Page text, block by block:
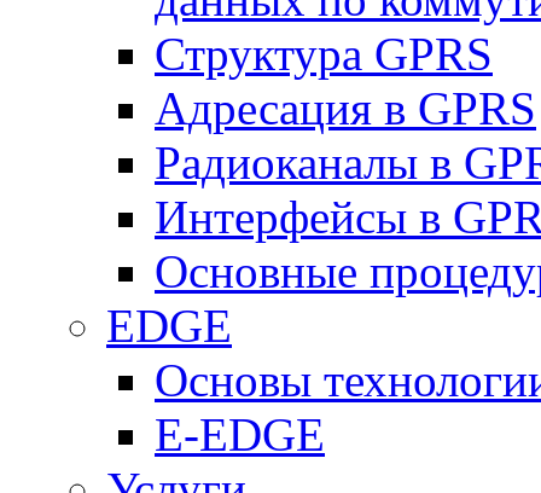
Структура GPRS
Адресация в GPRS
Радиоканалы в
Интерфейсы в
Основные
EDGE
Основы
E-EDGE